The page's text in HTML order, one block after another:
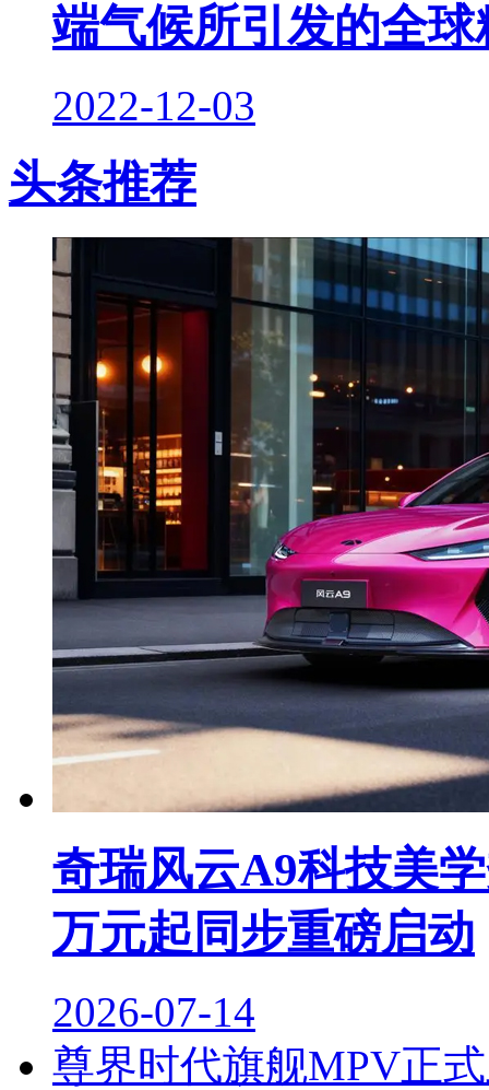
端气候所引发的全球
2022-12-03
头条推荐
奇瑞风云A9科技美
万元起同步重磅启动
2026-07-14
尊界时代旗舰MPV正